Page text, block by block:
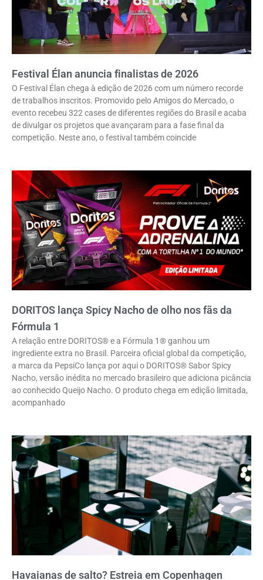
Festival Élan anuncia finalistas de 2026
O Festival Élan chega à edição de 2026 com um número recorde
de trabalhos inscritos. Promovido pelo Amigos do Mercado, o
evento recebeu 322 cases de diferentes regiões do Brasil e acaba
de divulgar os projetos que avançaram para a fase final da
competição. Neste ano, o festival também coincide
DORITOS lança Spicy Nacho de olho nos fãs da
Fórmula 1
A relação entre DORITOS® e a Fórmula 1® ganhou um
ingrediente extra no Brasil. Parceira oficial global da competição,
a marca da PepsiCo lança por aqui o DORITOS® Sabor Spicy
Nacho, versão inédita no mercado brasileiro que adiciona picância
ao conhecido Queijo Nacho. O produto chega em edição limitada,
acompanhado
Havaianas de salto? Estreia em Copenhagen